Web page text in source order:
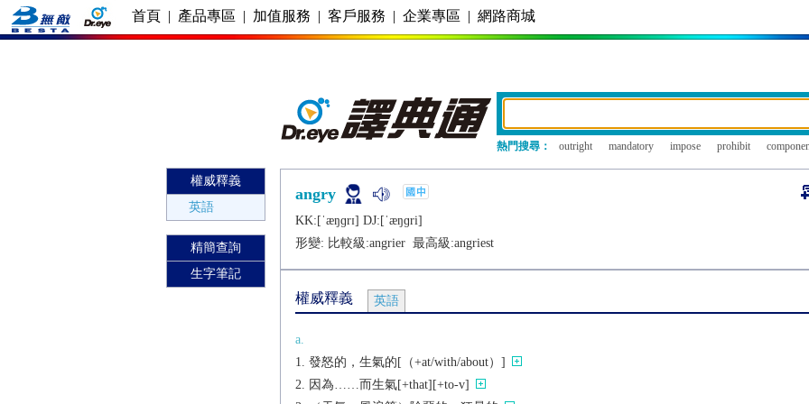
首頁 | 產品專區 | 加值服務 | 客戶服務 | 企業專區 | 網路商城
熱門搜尋： outright mandatory impose prohibit
權威釋義
英語
精簡查詢
生字筆記
angry
KK:[ˈæŋɡrɪ] DJ:[ˈæŋɡri]
形變: 比較級:angrier最高級:angriest
權威釋義 英語
a.
發怒的，生氣的[（+at/with/about）]
因為……而生氣[+that][+to-v]